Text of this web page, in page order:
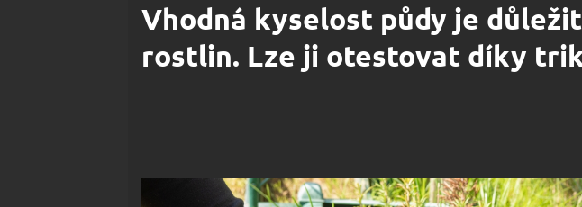
Vhodná kyselost půdy je
rostlin. Lze ji otestovat díky